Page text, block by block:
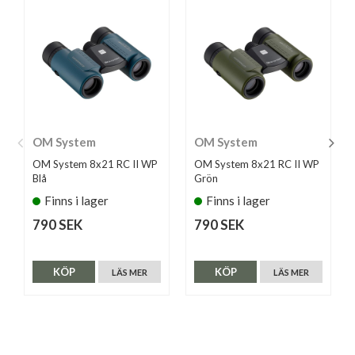
OM System
OM System 8x21 RC II WP
Blå
Finns i lager
790 SEK
LÄS MER
KÖP
OM System
OM System 8x21 RC II WP
Grön
Finns i lager
790 SEK
LÄS MER
KÖP